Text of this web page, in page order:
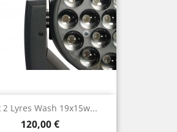
2 Lyres Wash 19x15w...
Prix
120,00 €